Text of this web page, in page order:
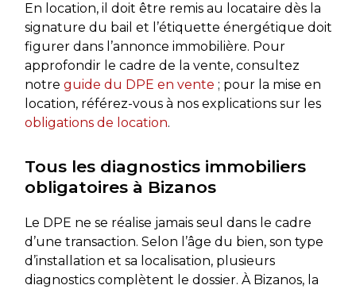
En location, il doit être remis au locataire dès la
signature du bail et l’étiquette énergétique doit
figurer dans l’annonce immobilière. Pour
approfondir le cadre de la vente, consultez
notre guide du DPE en vente ; pour la mise en
location, référez-vous à nos explications sur les
obligations de location.
Tous les diagnostics immobiliers
obligatoires à Bizanos
Le DPE ne se réalise jamais seul dans le cadre
d’une transaction. Selon l’âge du bien, son type
d’installation et sa localisation, plusieurs
diagnostics complètent le dossier. À Bizanos, la